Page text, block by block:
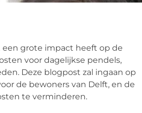
grote impact heeft op de
voor dagelijkse pendels,
Deze blogpost zal ingaan op
de bewoners van Delft, en de
te verminderen.